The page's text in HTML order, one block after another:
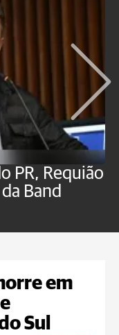
PR, Requião
Band
em
Sul